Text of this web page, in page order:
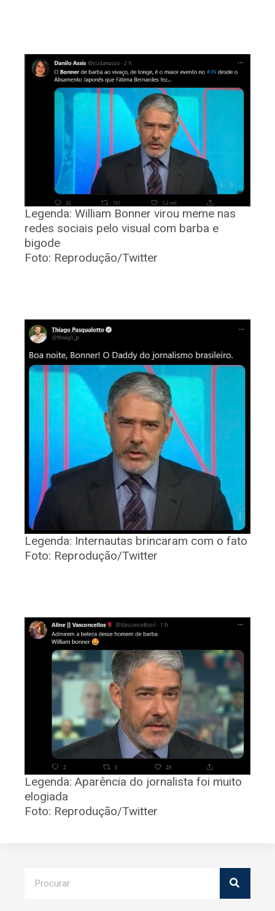
Legenda: William Bonner virou meme nas
redes sociais pelo visual com barba e
bigode
Foto: Reprodução/Twitter
Legenda: Internautas brincaram com o fato
Foto: Reprodução/Twitter
Legenda: Aparência do jornalista foi muito
elogiada
Foto: Reprodução/Twitter